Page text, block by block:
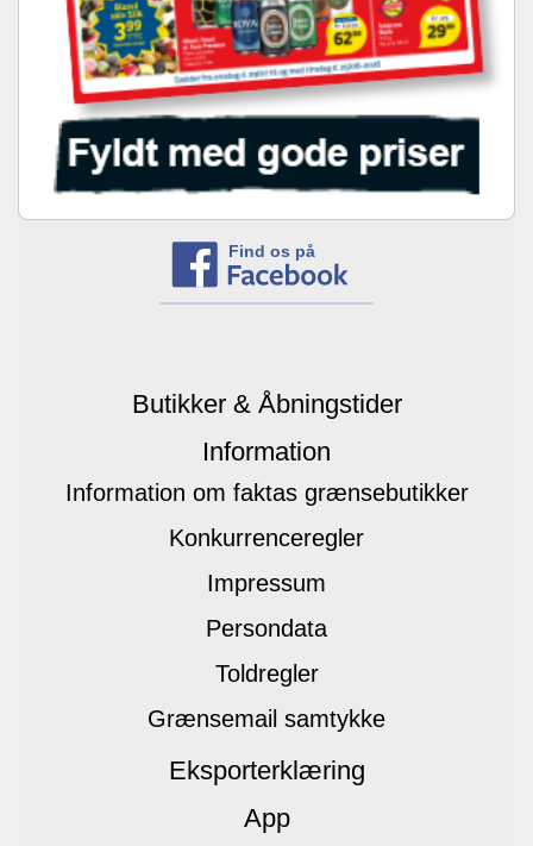
Find os på
Butikker & Åbningstider
Information
Information om faktas grænsebutikker
Konkurrenceregler
Impressum
Persondata
Toldregler
Grænsemail samtykke
Eksporterklæring
App